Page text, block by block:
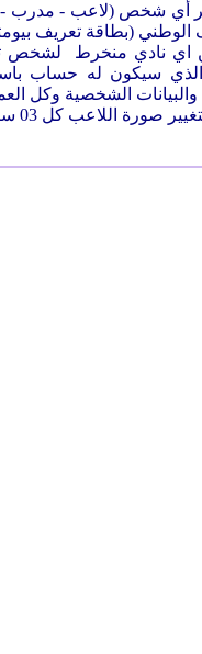
أي شخص (لاعب - مدرب
(بطاقة تعريف
اي نادي منخرط لشخص
سيكون له حساب
والبيانات الشخصية وكل
صورة اللاعب كل 03 سنوات.